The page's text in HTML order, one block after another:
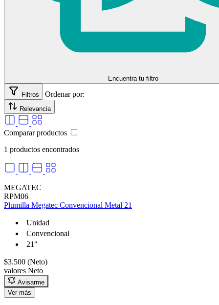
Encuentra tu filtro
Filtros Ordenar por:
Relevancia
Comparar productos
1 productos encontrados
MEGATEC
RPM06
Plumilla Megatec Convencional Metal 21
Unidad
Convencional
21"
$3.500 (Neto)
valores Neto
Avisarme
Ver más